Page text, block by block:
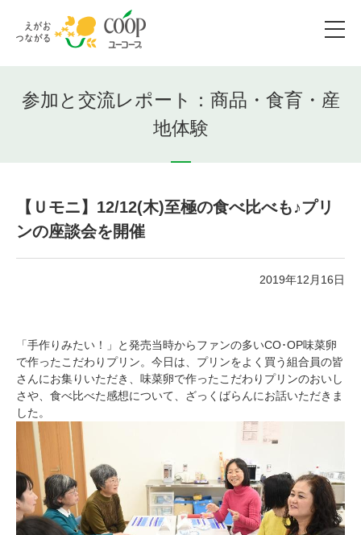
参加と交流レポート：商品・食育・産
地体験
【Ｕモニ】12/12(木)至極の食べ比べも♪プリ
ンの座談会を開催
2019年12月16日
「手作りみたい！」と発売当時からファンの多いCO･OP味菜卵
で作ったこだわりプリン。今日は、プリンをよく買う組合員の皆
さんにお集りいただき、味菜卵で作ったこだわりプリンのおいし
さや、食べ比べた感想について、ざっくばらんにお話いただきま
した。